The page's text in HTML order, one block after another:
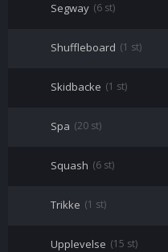
Segway (6 st)
Shuffleboard (1 st)
Skidbacke (1 st)
Spa (20 st)
Squash (6 st)
Trikke (1 st)
Upplevelse (15 st)